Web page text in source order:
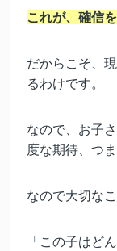
これが、確信
だからこそ、
るわけです。
なので、お子
度な期待、つ
なので大切な
「この子はど